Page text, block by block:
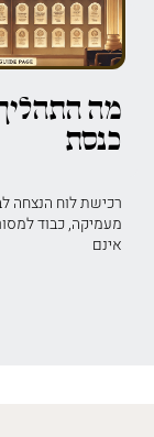
מה
כנסת
רכישת לוח הנצחה
מעמיקה, כבוד
אינם